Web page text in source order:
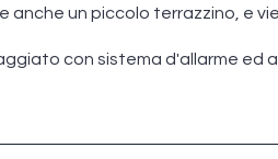
anche un piccolo terrazzino, e
con sistema d'allarme ed